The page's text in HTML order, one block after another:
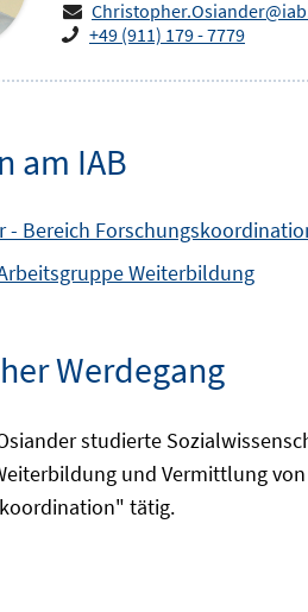
+49 (911) 179 - 7779
am IAB
- Bereich
Weiterbildung
Werdegang
studierte
und Vermittlung
tätig.